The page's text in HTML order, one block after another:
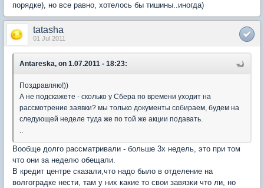
порядке), но все равно, хотелось бы тишины..иногда)
tatasha
01 Jul 2011
Antareska, on 1.07.2011 - 18:23:
Поздравляю!))
А не подскажете - сколько у Сбера по времени уходит на
рассмотрение заявки? мы только документы собираем, будем на
следующей неделе туда же по той же акции подавать.
..
Вообще долго рассматривали - больше 3х недель, это при том
что они за неделю обещали.
В кредит центре сказали,что надо было в отделение на
волгоградке нести, там у них какие то свои завязки что ли, но